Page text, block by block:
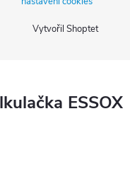
Vytvořil Shoptet
ESSOX